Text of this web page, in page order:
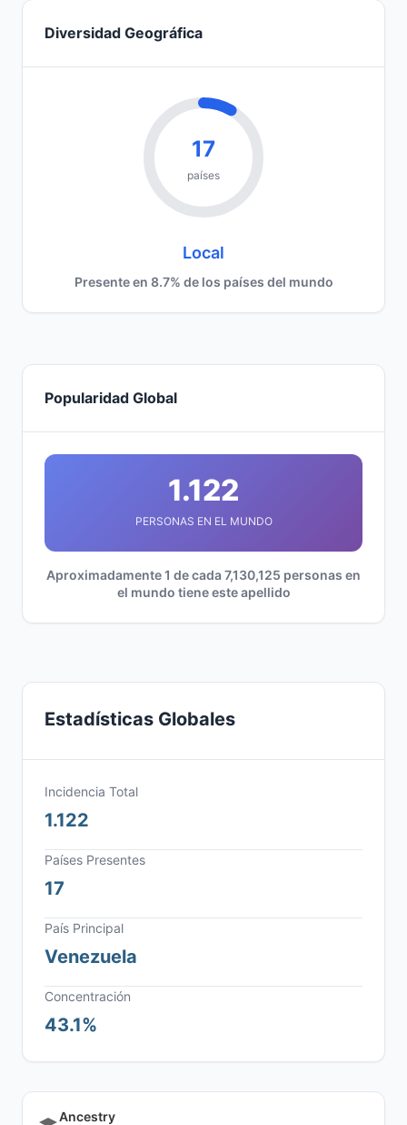
Diversidad Geográfica
17
países
Local
Presente en 8.7% de los países del mundo
Popularidad Global
1.122
PERSONAS EN EL MUNDO
Aproximadamente 1 de cada 7,130,125 personas en
el mundo tiene este apellido
Estadísticas Globales
Incidencia Total
1.122
Países Presentes
17
País Principal
Venezuela
Concentración
43.1%
Ancestry